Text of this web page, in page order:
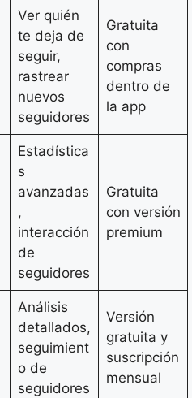
Ver quién
te deja de
seguir,
rastrear
nuevos
seguidores
Gratuita
con
compras
dentro de
la app
Estadística
s
avanzadas
,
interacción
de
seguidores
Gratuita
con versión
premium
Análisis
detallados,
seguimient
o de
seguidores
Versión
gratuita y
suscripción
mensual